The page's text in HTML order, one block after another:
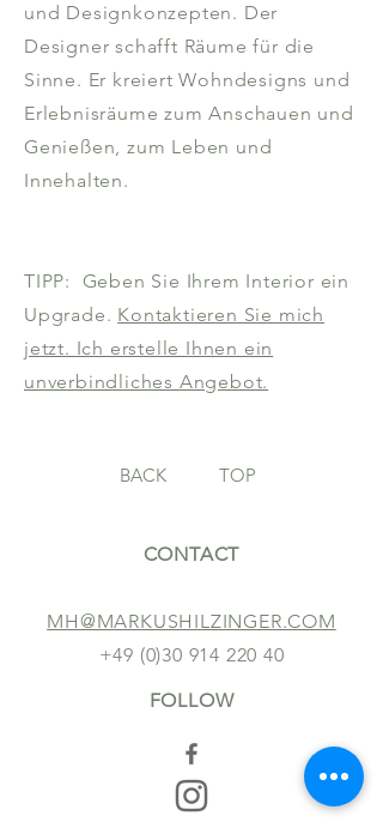
und Designkonzepten. Der
Designer schafft Räume für die
Sinne. Er kreiert Wohndesigns und
Erlebnisräume zum Anschauen und
Genießen, zum Leben und
Innehalten.
TIPP: Geben Sie Ihrem Interior ein
Upgrade. Kontaktieren Sie mich
jetzt. Ich erstelle Ihnen ein
unverbindliches Angebot.
BACK TOP
CONTACT
MH@MARKUSHILZINGER.COM
+49 (0)30 914 220 40
FOLLOW